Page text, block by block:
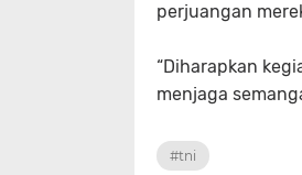
perjuangan
“Diharapkan
menjaga
#tni